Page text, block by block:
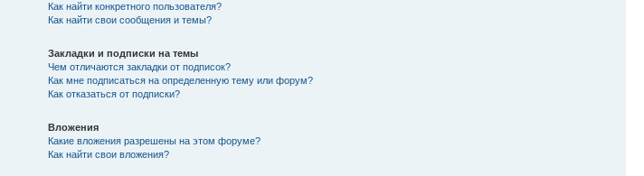
Как найти конкретного пользователя?
Как найти свои сообщения и темы?
Закладки и подписки на темы
Чем отличаются закладки от подписок?
Как мне подписаться на определенную тему или форум?
Как отказаться от подписки?
Вложения
Какие вложения разрешены на этом форуме?
Как найти свои вложения?